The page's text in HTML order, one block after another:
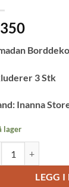
350
3 Stk
Inanna
lager
LEGG